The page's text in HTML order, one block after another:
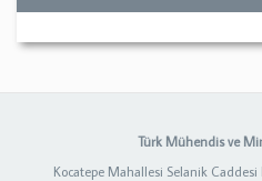
Türk Mühendis ve
Kocatepe Mahallesi Selanik Caddesi